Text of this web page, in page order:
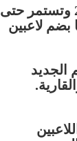
القيد الشتوي: تبدأ الفترة الثانية للقيد الشتوي من 1 يناير 2026 وتستمر حتى
بضم لاعبين
الجديد